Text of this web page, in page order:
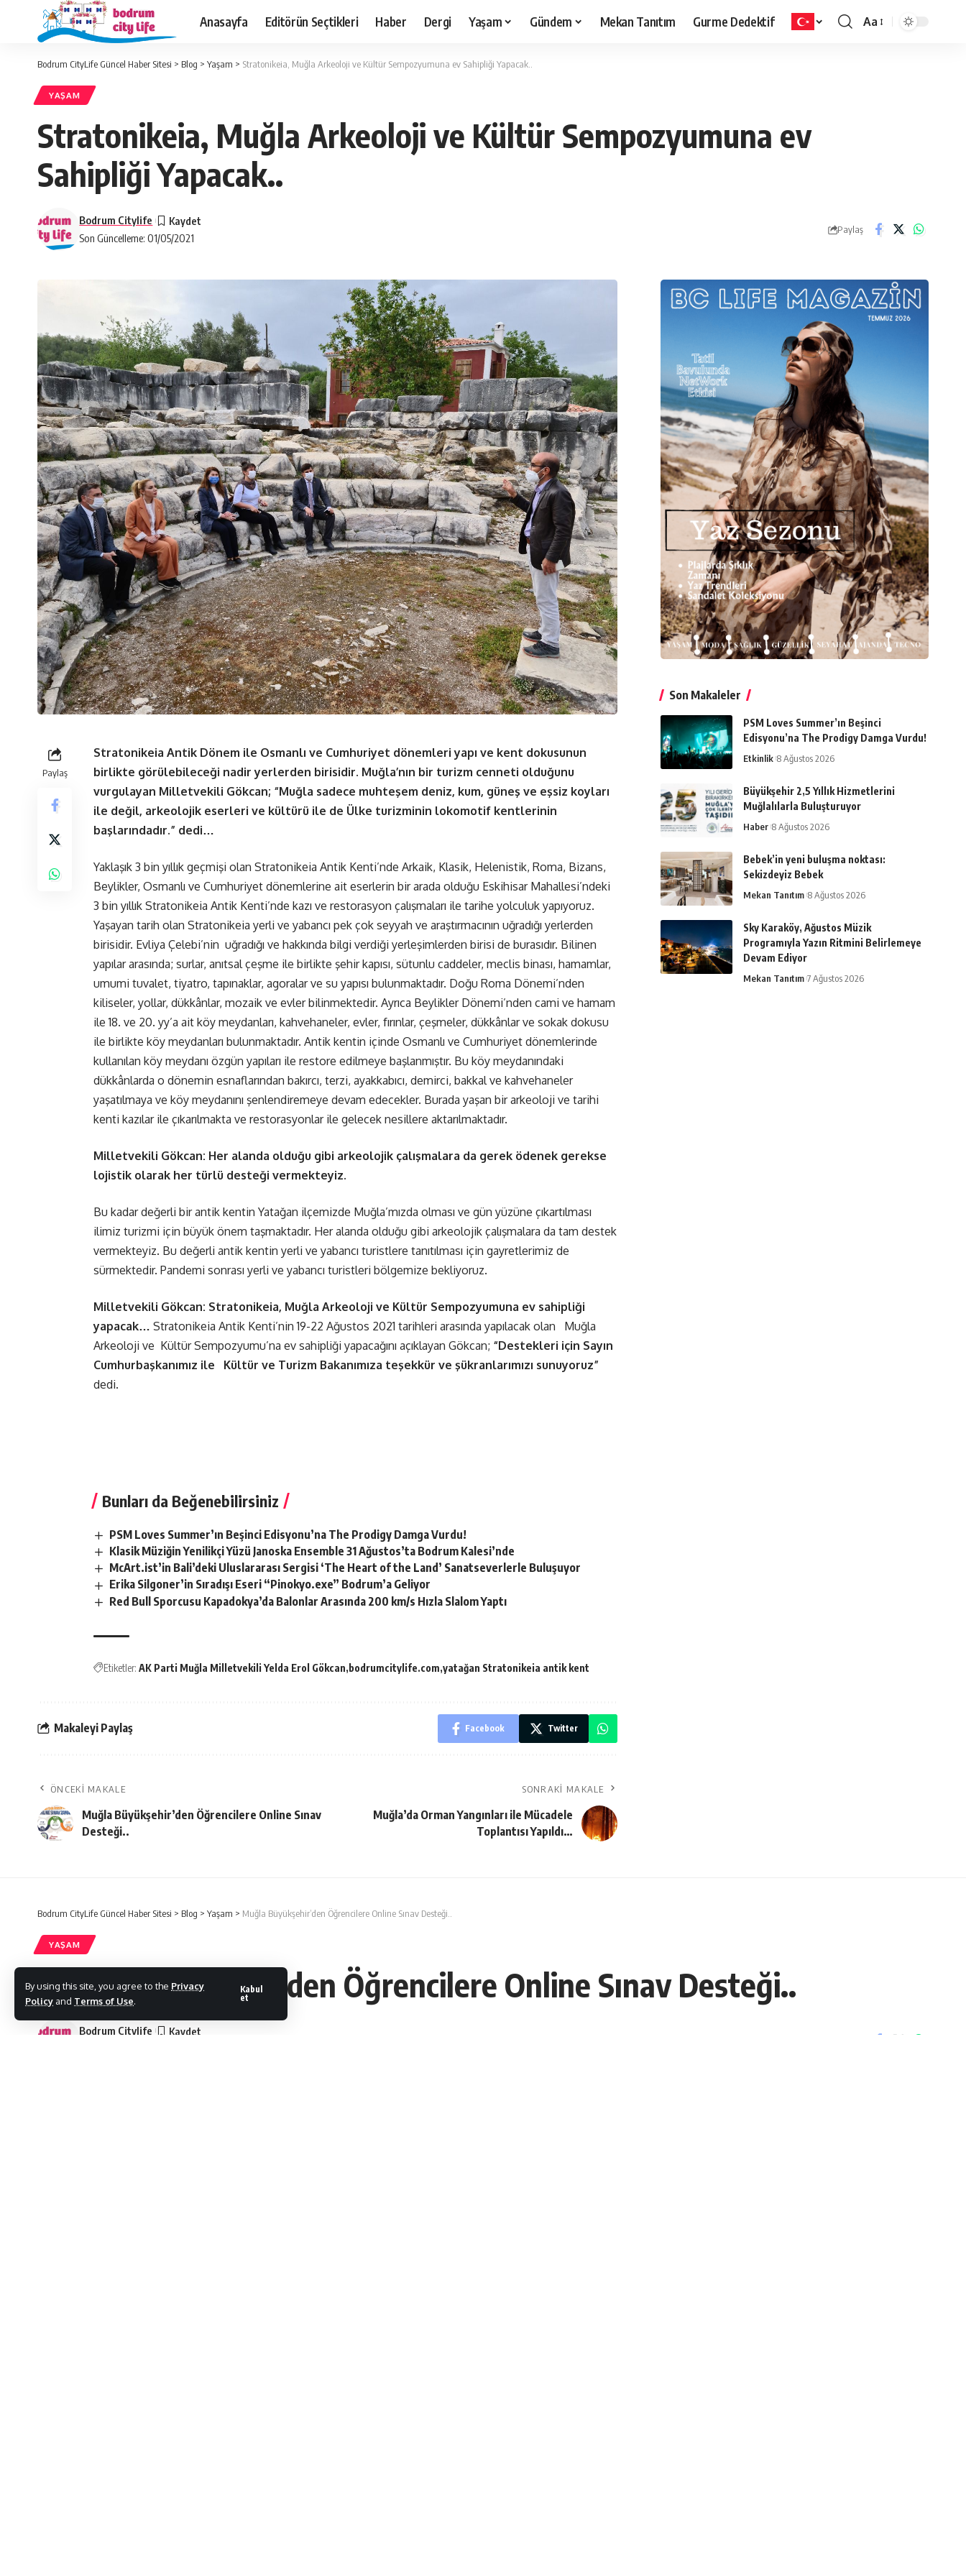
By using this site, you agree to the Privacy
Policy and Terms of Use.
Kabul
et
Anasayfa Editörün Seçtikleri Haber Dergi Yaşam Gündem Mekan Tanıtım Gurme Dedektif Aa
Bodrum CityLife Güncel Haber Sitesi > Blog > Yaşam > Stratonikeia, Muğla Arkeoloji ve Kültür Sempozyumuna ev Sahipliği Yapacak..
YAŞAM
Stratonikeia, Muğla Arkeoloji ve Kültür Sempozyumuna ev
Sahipliği Yapacak..
Son Güncelleme: 01/05/2021
Bodrum Citylife
Paylaş
Paylaş
Stratonikeia Antik Dönem ile Osmanlı ve Cumhuriyet dönemleri yapı ve kent dokusunun
birlikte görülebileceği nadir yerlerden birisidir. Muğla’nın bir turizm cenneti olduğunu
vurgulayan Milletvekili Gökcan; “Muğla sadece muhteşem deniz, kum, güneş ve eşsiz koyları
ile değil, arkeolojik eserleri ve kültürü ile de Ülke turizminin lokomotif kentlerinin
başlarındadır.” dedi…
Yaklaşık 3 bin yıllık geçmişi olan Stratonikeia Antik Kenti’nde Arkaik, Klasik, Helenistik, Roma, Bizans,
Beylikler, Osmanlı ve Cumhuriyet dönemlerine ait eserlerin bir arada olduğu Eskihisar Mahallesi’ndeki
3 bin yıllık Stratonikeia Antik Kenti’nde kazı ve restorasyon çalışmaları ile tarihe yolculuk yapıyoruz.
Yaşayan tarih olan Stratonikeia yerli ve yabancı pek çok seyyah ve araştırmacının uğradığı yerlerden
birisidir. Evliya Çelebi’nin uğradığı ve hakkında bilgi verdiği yerleşimlerden birisi de burasıdır. Bilinen
yapılar arasında; surlar, anıtsal çeşme ile birlikte şehir kapısı, sütunlu caddeler, meclis binası, hamamlar,
umumi tuvalet, tiyatro, tapınaklar, agoralar ve su yapısı bulunmaktadır. Doğu Roma Dönemi’nden
kiliseler, yollar, dükkânlar, mozaik ve evler bilinmektedir. Ayrıca Beylikler Dönemi’nden cami ve hamam
ile 18. ve 20. yy’a ait köy meydanları, kahvehaneler, evler, fırınlar, çeşmeler, dükkânlar ve sokak dokusu
ile birlikte köy meydanları bulunmaktadır. Antik kentin içinde Osmanlı ve Cumhuriyet dönemlerinde
kullanılan köy meydanı özgün yapıları ile restore edilmeye başlanmıştır. Bu köy meydanındaki
dükkânlarda o dönemin esnaflarından bakırcı, terzi, ayakkabıcı, demirci, bakkal ve kahvehaneler
yaşatılmaya ve köy meydanını şenlendiremeye devam edecekler. Burada yaşan bir arkeoloji ve tarihi
kenti kazılar ile çıkarılmakta ve restorasyonlar ile gelecek nesillere aktarılmaktadır.
Milletvekili Gökcan: Her alanda olduğu gibi arkeolojik çalışmalara da gerek ödenek gerekse
lojistik olarak her türlü desteği vermekteyiz.
Bu kadar değerli bir antik kentin Yatağan ilçemizde Muğla’mızda olması ve gün yüzüne çıkartılması
ilimiz turizmi için büyük önem taşmaktadır. Her alanda olduğu gibi arkeolojik çalışmalara da tam destek
vermekteyiz. Bu değerli antik kentin yerli ve yabancı turistlere tanıtılması için gayretlerimiz de
sürmektedir. Pandemi sonrası yerli ve yabancı turistleri bölgemize bekliyoruz.
Milletvekili Gökcan: Stratonikeia, Muğla Arkeoloji ve Kültür Sempozyumuna ev sahipliği
yapacak… Stratonikeia Antik Kenti’nin 19-22 Ağustos 2021 tarihleri arasında yapılacak olan Muğla
Arkeoloji ve Kültür Sempozyumu’na ev sahipliği yapacağını açıklayan Gökcan; “Destekleri için Sayın
Cumhurbaşkanımız ile Kültür ve Turizm Bakanımıza teşekkür ve şükranlarımızı sunuyoruz”
dedi.
Bunları da Beğenebilirsiniz
PSM Loves Summer’ın Beşinci Edisyonu’na The Prodigy Damga Vurdu!
Klasik Müziğin Yenilikçi Yüzü Janoska Ensemble 31 Ağustos’ta Bodrum Kalesi’nde
McArt.ist’in Bali’deki Uluslararası Sergisi ‘The Heart of the Land’ Sanatseverlerle Buluşuyor
Erika Silgoner’in Sıradışı Eseri “Pinokyo.exe” Bodrum’a Geliyor
Red Bull Sporcusu Kapadokya’da Balonlar Arasında 200 km/s Hızla Slalom Yaptı
Etiketler: AK Parti Muğla Milletvekili Yelda Erol Gökcan bodrumcitylife.com yatağan Stratonikeia antik kent
Makaleyi Paylaş Facebook Twitter
ÖNCEKI MAKALE
Muğla Büyükşehir’den Öğrencilere Online Sınav
Desteği..
SONRAKI MAKALE
Muğla’da Orman Yangınları ile Mücadele
Toplantısı Yapıldı…
Son Makaleler
PSM Loves Summer’ın Beşinci
Edisyonu’na The Prodigy Damga Vurdu!
Etkinlik 8 Ağustos 2026
Büyükşehir 2,5 Yıllık Hizmetlerini
Muğlalılarla Buluşturuyor
Haber 8 Ağustos 2026
Bebek’in yeni buluşma noktası:
Sekizdeyiz Bebek
Mekan Tanıtım 8 Ağustos 2026
Sky Karaköy, Ağustos Müzik
Programıyla Yazın Ritmini Belirlemeye
Devam Ediyor
Mekan Tanıtım 7 Ağustos 2026
Bodrum CityLife Güncel Haber Sitesi > Blog > Yaşam > Muğla Büyükşehir’den Öğrencilere Online Sınav Desteği..
YAŞAM
Muğla Büyükşehir’den Öğrencilere Online Sınav Desteği..
Bodrum Citylife